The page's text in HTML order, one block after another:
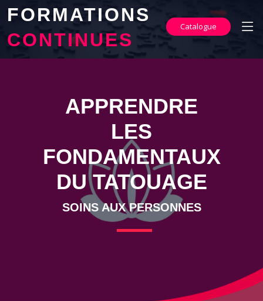
FORMATIONS
CONTINUES
Catalogue
APPRENDRE
LES
FONDAMENTAUX
DU TATOUAGE
SOINS AUX PERSONNES